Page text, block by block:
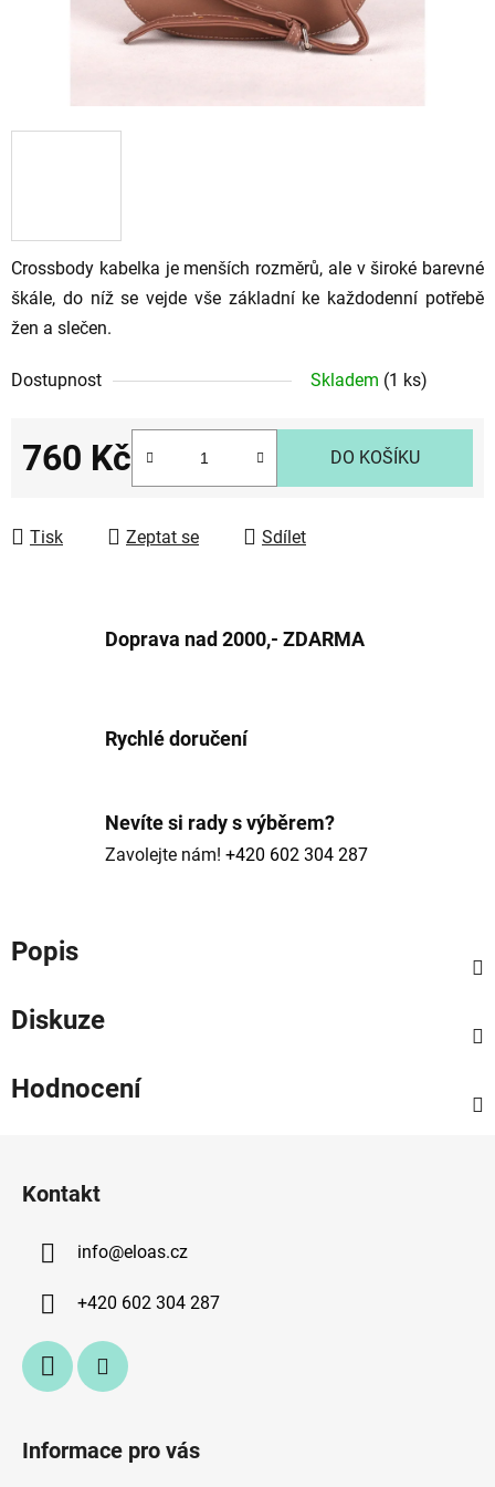
Crossbody kabelka je menších rozměrů, ale v široké barevné
škále, do níž se vejde vše základní ke každodenní potřebě
žen a slečen.
Dostupnost Skladem (1 ks)
760 Kč DO KOŠÍKU
Tisk Zeptat se Sdílet
Doprava nad 2000,- ZDARMA
Rychlé doručení
Nevíte si rady s výběrem?
Zavolejte nám! +420 602 304 287
Popis
Diskuze
Hodnocení
Kontakt
info@eloas.cz
+420 602 304 287
Informace pro vás